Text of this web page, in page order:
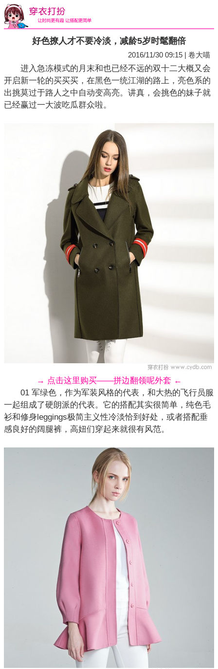
好色撩人才不要冷淡，减龄5岁时髦翻倍
2016/11/30 09:15 | 卷大喵
进入急冻模式的月末和也已经不远的双十二大概又会
开启新一轮的买买买，在黑色一统江湖的路上，亮色系的
出挑莫过于路人之中自动变高亮。讲真，会挑色的妹子就
已经赢过一大波吃瓜群众啦。
→ 点击这里购买——拼边翻领呢外套 ←
01 军绿色，作为军装风格的代表，和大热的飞行员服
一起组成了硬朗派的代表。它的搭配其实很简单，纯色毛
衫和修身leggings极简主义性冷淡恰到好处，或者搭配垂
感良好的阔腿裤，高妞们穿起来就很有风范。